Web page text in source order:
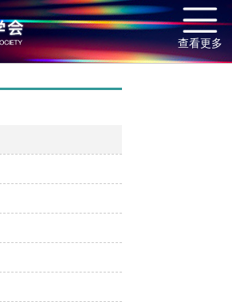
查看更多